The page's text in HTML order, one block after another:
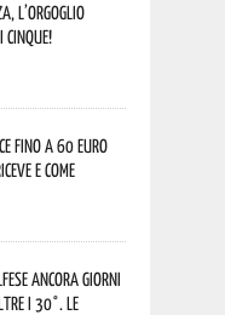
l’orgoglio
fino a 60 euro
e come
ancora giorni
i 30°. Le